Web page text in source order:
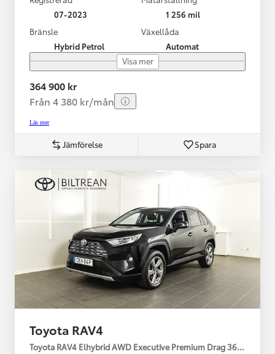
07-2023
1 256 mil
Bränsle
Hybrid Petrol
Växellåda
Automat
Visa mer
364 900 kr
Från 4 380 kr/mån
Läs mer
Jämförelse Spara
Toyota RAV4
Toyota RAV4 Elhybrid AWD Executive Premium Drag 360-kamera